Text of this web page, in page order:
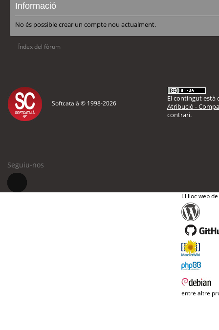
Informació
No és possible crear un compte nou actualment.
Índex del fòrum
Softcatalà © 1998-2026
El contingut està
Atribució -
contrari.
Seguiu-nos
El lloc web
entre altre